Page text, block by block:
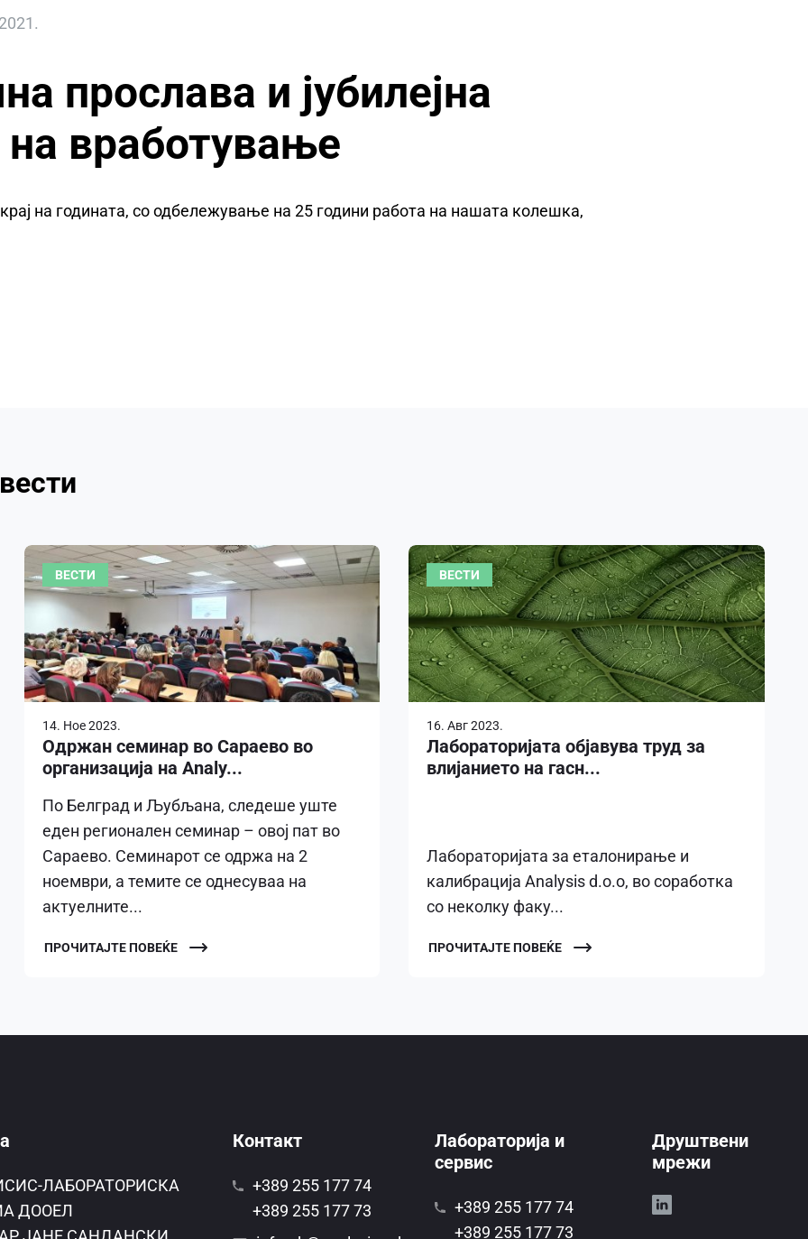
прослава и јубилејна
вработување
на годината, со одбележување на 25 години работа на нашата колешка,
ВЕСТИ
14. Ное 2023.
Одржан семинар во Сараево во
организација на Analy...
По Белград и Љубљана, следеше уште
еден регионален семинар – овој пат во
Сараево. Семинарот се одржа на 2
ноември, а темите се однесуваа на
актуелните...
ПРОЧИТАЈТЕ ПОВЕЌЕ
ВЕСТИ
16. Авг 2023.
Лабораторијата објавува труд за
влијанието на гасн...
Лабораторијата за еталонирање и
калибрација Analysis d.o.o, во соработка
со неколку факу...
ПРОЧИТАЈТЕ ПОВЕЌЕ
ЛАБОРАТОРИСКА
ДООЕЛ
Контакт
+389 255 177 74
+389 255 177 73
Лабораторија и
сервис
+389 255 177 74
+389 255 177 73
Друштвени
мрежи